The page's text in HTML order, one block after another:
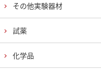
その他実験器材
試薬
化学品